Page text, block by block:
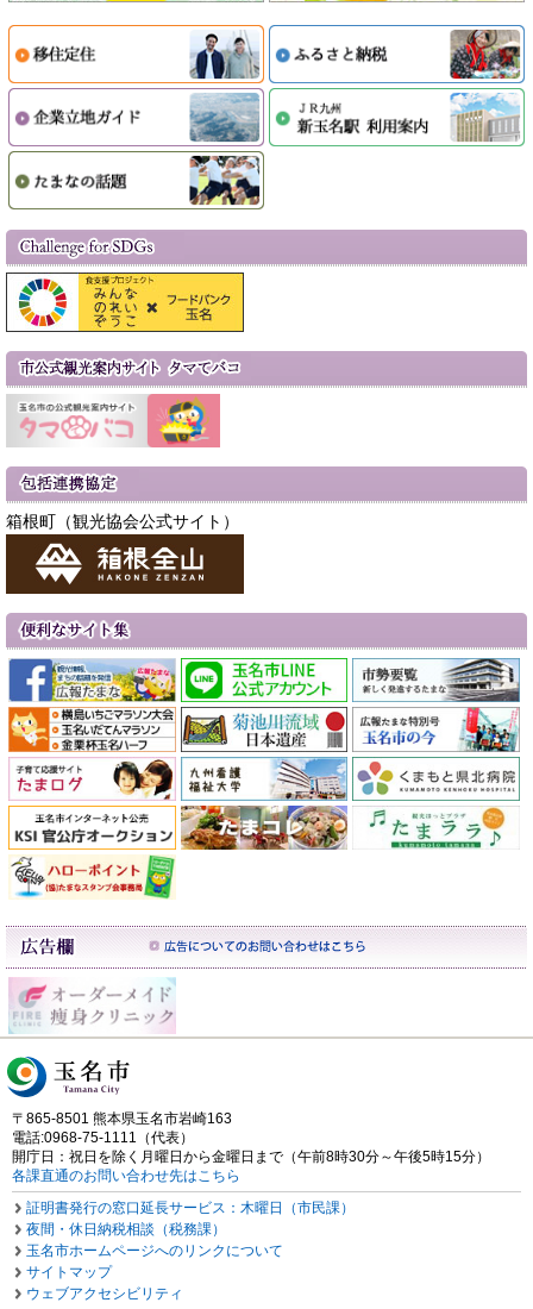
箱根町（観光協会公式サイト）
〒865-8501 熊本県玉名市岩崎163
電話:0968-75-1111（代表）
開庁日：祝日を除く月曜日から金曜日まで（午前8時30分～午後5時15分）
各課直通のお問い合わせ先はこちら
証明書発行の窓口延長サービス：木曜日（市民課）
夜間・休日納税相談（税務課）
玉名市ホームページへのリンクについて
サイトマップ
ウェブアクセシビリティ